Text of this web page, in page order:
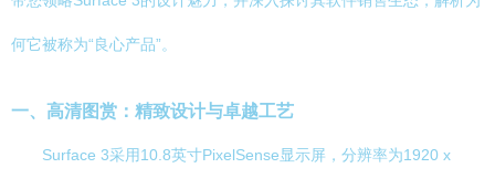
何它被称为“良心产品”。
一、高清图赏：精致设计与卓越工艺
Surface 3采用10.8英寸PixelSense显示屏，分辨率为1920 x